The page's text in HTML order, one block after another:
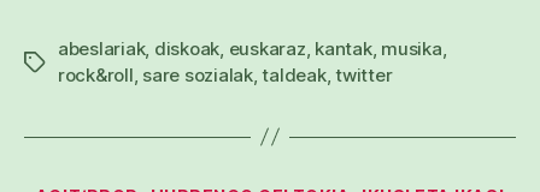
Etiketak
abeslariak, diskoak, euskaraz, kantak, musika,
rock&roll, sare sozialak,taldeak,twitter